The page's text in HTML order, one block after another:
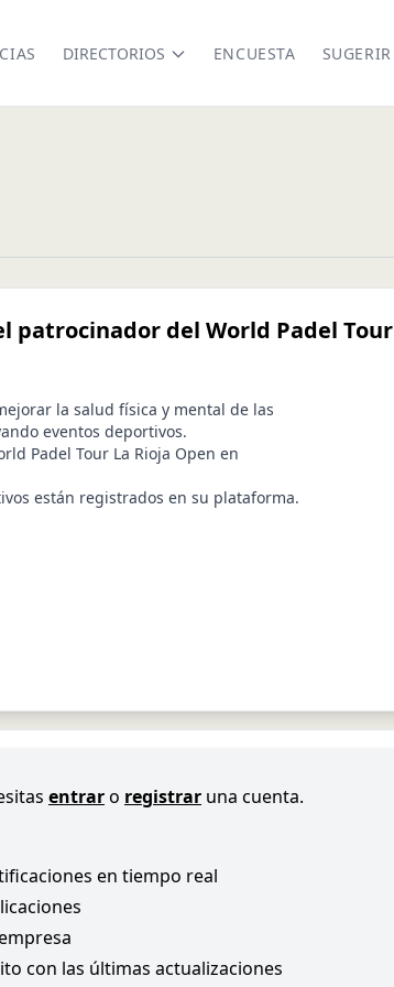
DIRECTORIOS ENCUESTA SUGERIR
patrocinador del World Padel Tour
la salud física y mental de las
eventos deportivos.
Padel Tour La Rioja Open en
están registrados en su plataforma.
entraro registrar una cuenta.
en tiempo real
con las últimas actualizaciones